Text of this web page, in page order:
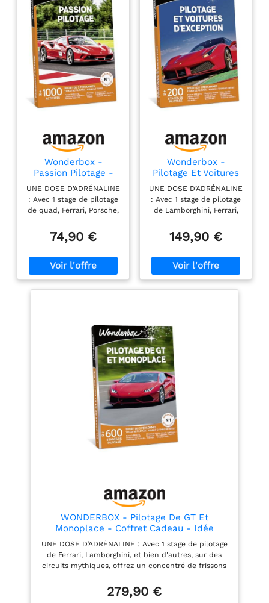
Wonderbox -
Passion Pilotage -
Coffret Cadeau -
Idée Cadeau
Aventure
UNE DOSE D’ADRÉNALINE
: Avec 1 stage de pilotage
de quad, Ferrari, Porsche,
un concentré de frissons
pour 1 à 2 amateurs de
MOMENT RIEN QUE POUR
EUX : Les bénéficiaires
TEMPS POUR EN
PROFITER : Valable 3 ans
et 3 mois. Échange et
prolongation illimités. Le
luxe de réserver quand
on veut, sans stress. LE
CADEAU QUI TAPE DANS
LE MILLE : Ce coffret
plaît à tous les coups.
Anniversaire, mariage,
fête… visez juste à
chaque occasion ! LA
93 % de clients conquis.
Offrez en toute sérénité.
74,90 €
Wonderbox -
Pilotage Et Voitures
D'exception -
Coffret Cadeau -
Idée Cadeau
Aventure
UNE DOSE D’ADRÉNALINE
: Avec 1 stage de pilotage
de Lamborghini, Ferrari,
offrez un concentré de
frissons pour 1 à 2
fortes. UN MOMENT RIEN
QUE POUR EUX : Les
DU TEMPS POUR EN
PROFITER : Valable 3 ans
et 3 mois. Échange et
prolongation illimités. Le
luxe de réserver quand
on veut, sans stress. LE
CADEAU QUI TAPE DANS
LE MILLE : Ce coffret
plaît à tous les coups.
Anniversaire, mariage,
fête… visez juste à
93 % de clients conquis.
Offrez en toute sérénité.
149,90 €
WONDERBOX - Pilotage De GT Et
Monoplace - Coffret Cadeau - Idée
Cadeau Aventure
UNE DOSE D’ADRÉNALINE : Avec 1 stage de pilotage
de Ferrari, Lamborghini, et bien d'autres, sur des
circuits mythiques, offrez un concentré de frissons
MOMENT RIEN QUE POUR EUX : Les bénéficiaires
choisissent leur activité sportive et réservent
279,90 €